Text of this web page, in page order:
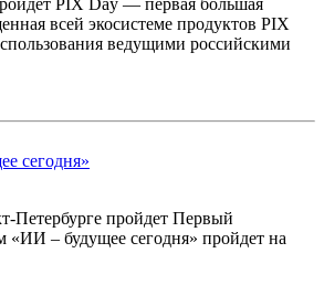
всей экосистеме продуктов PIX
ведущими российскими
сегодня»
Петербурге пройдет Первый
– будущее сегодня» пройдет на